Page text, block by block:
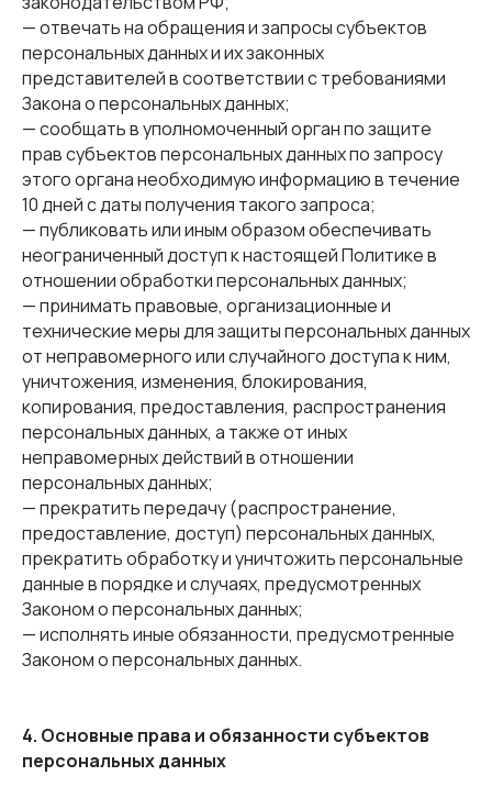
— отвечать на обращения и запросы субъектов
персональных данных и их законных
представителей в соответствии с требованиями
Закона о персональных данных;
— сообщать в уполномоченный орган по защите
прав субъектов персональных данных по запросу
этого органа необходимую информацию в течение
10 дней с даты получения такого запроса;
— публиковать или иным образом обеспечивать
неограниченный доступ к настоящей Политике в
отношении обработки персональных данных;
— принимать правовые, организационные и
технические меры для защиты персональных данных
от неправомерного или случайного доступа к ним,
уничтожения, изменения, блокирования,
копирования, предоставления, распространения
персональных данных, а также от иных
неправомерных действий в отношении
персональных данных;
— прекратить передачу (распространение,
предоставление, доступ) персональных данных,
прекратить обработку и уничтожить персональные
данные в порядке и случаях, предусмотренных
Законом о персональных данных;
— исполнять иные обязанности, предусмотренные
Законом о персональных данных.
4. Основные права и обязанности субъектов
персональных данных